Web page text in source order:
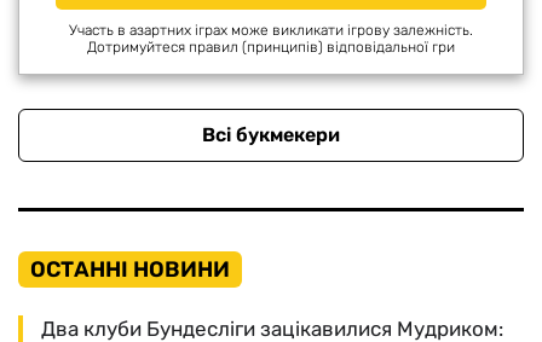
Участь в азартних іграх може викликати ігрову залежність.
Дотримуйтеся правил (принципів) відповідальної гри
Всі букмекери
ОСТАННІ НОВИНИ
Два клуби Бундесліги зацікавилися Мудриком: